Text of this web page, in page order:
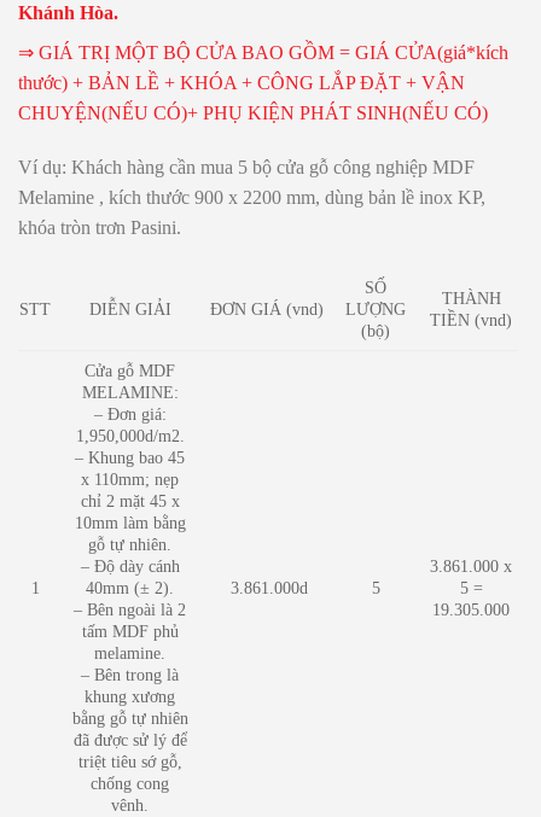
Khánh Hòa.
⇒ GIÁ TRỊ MỘT BỘ CỬA BAO GỒM = GIÁ CỬA(giá*kích
thước) + BẢN LỀ + KHÓA + CÔNG LẮP ĐẶT + VẬN
CHUYỆN(NẾU CÓ)+ PHỤ KIỆN PHÁT SINH(NẾU CÓ)
Ví dụ: Khách hàng cần mua 5 bộ cửa gỗ công nghiệp MDF
Melamine , kích thước 900 x 2200 mm, dùng bản lề inox KP,
khóa tròn trơn Pasini.
STT DIỄN GIẢI ĐƠN GIÁ (vnd)
SỐ
LƯỢNG
(bộ)
THÀNH
TIỀN (vnd)
1
Cửa gỗ MDF
MELAMINE:
– Đơn giá:
1,950,000d/m2.
– Khung bao 45
x 110mm; nẹp
chỉ 2 mặt 45 x
10mm làm bằng
gỗ tự nhiên.
– Độ dày cánh
40mm (± 2).
– Bên ngoài là 2
tấm MDF phủ
melamine.
– Bên trong là
khung xương
bằng gỗ tự nhiên
đã được sử lý để
triệt tiêu sớ gỗ,
chống cong
vênh.
3.861.000d 5
3.861.000 x
5 =
19.305.000